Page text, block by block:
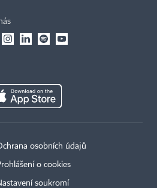
osobních údajů
o cookies
soukromí